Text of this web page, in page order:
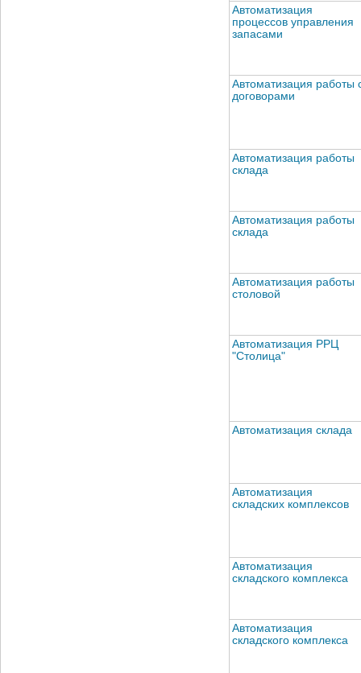
Автоматизация
процессов управления
запасами
Автоматизация работы
договорами
Автоматизация работы
склада
Автоматизация работы
склада
Автоматизация работы
столовой
Автоматизация РРЦ
"Столица"
Автоматизация склада
Автоматизация
складских комплексов
Автоматизация
складского комплекса
Автоматизация
складского комплекса